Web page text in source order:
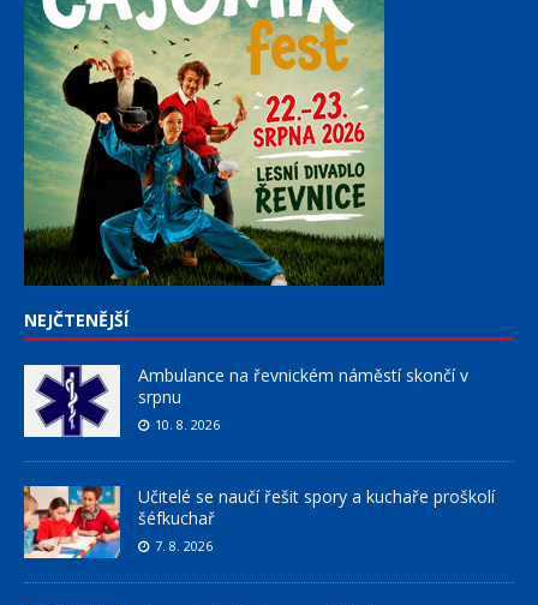
NEJČTENĚJŠÍ
Ambulance na řevnickém náměstí skončí v
srpnu
10. 8. 2026
Učitelé se naučí řešit spory a kuchaře proškolí
šéfkuchař
7. 8. 2026